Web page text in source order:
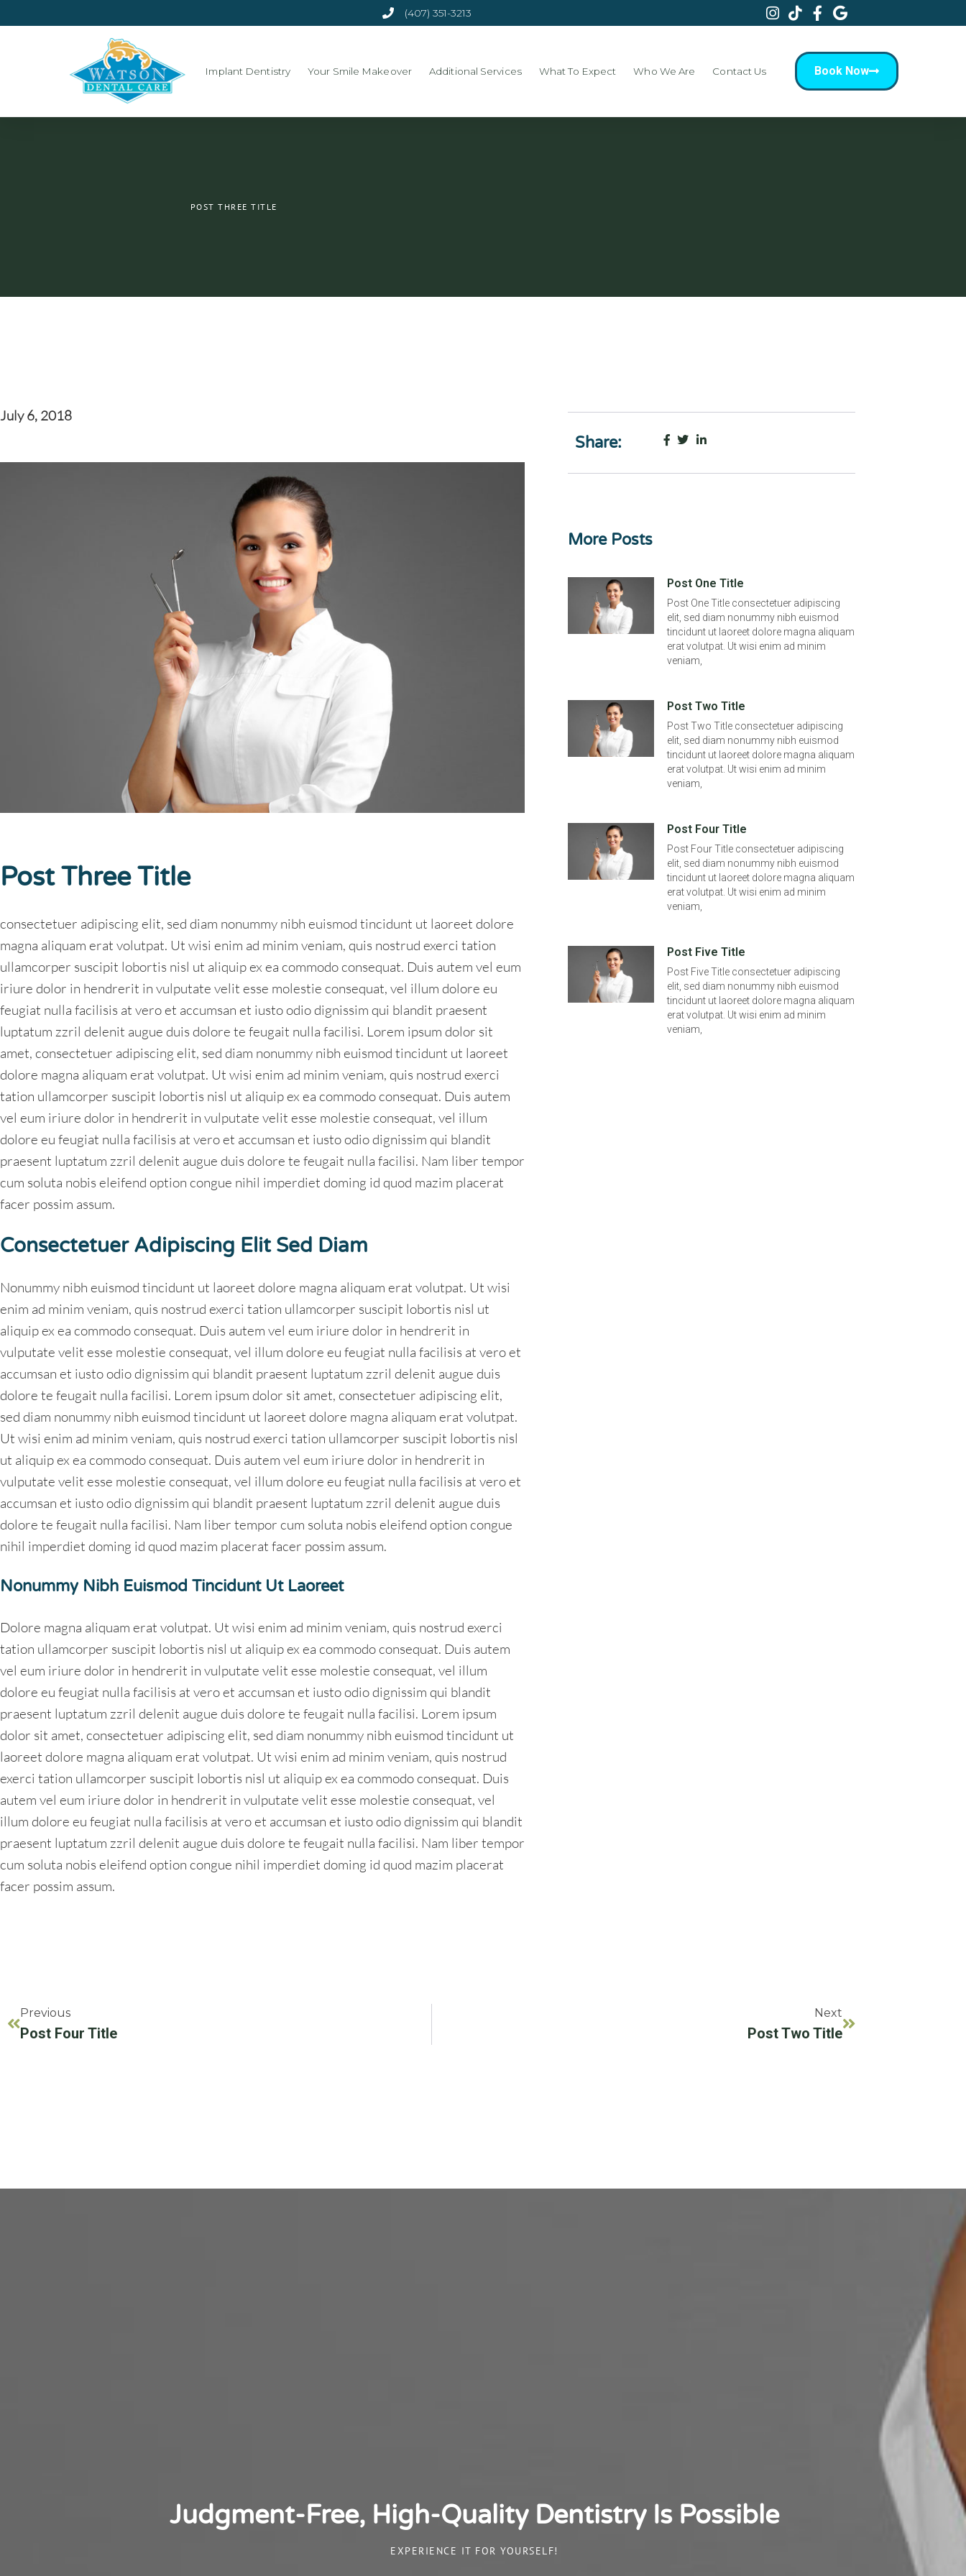
(407) 351-3213
Implant Dentistry Your Smile Makeover Additional Services What To Expect Who We Are Contact Us Book Now
POST THREE TITLE
July 6, 2018
Post Three Title
consectetuer adipiscing elit, sed diam nonummy nibh euismod tincidunt ut laoreet dolore
magna aliquam erat volutpat. Ut wisi enim ad minim veniam, quis nostrud exerci tation
ullamcorper suscipit lobortis nisl ut aliquip ex ea commodo consequat. Duis autem vel eum
iriure dolor in hendrerit in vulputate velit esse molestie consequat, vel illum dolore eu
feugiat nulla facilisis at vero et accumsan et iusto odio dignissim qui blandit praesent
luptatum zzril delenit augue duis dolore te feugait nulla facilisi. Lorem ipsum dolor sit
amet, consectetuer adipiscing elit, sed diam nonummy nibh euismod tincidunt ut laoreet
dolore magna aliquam erat volutpat. Ut wisi enim ad minim veniam, quis nostrud exerci
tation ullamcorper suscipit lobortis nisl ut aliquip ex ea commodo consequat. Duis autem
vel eum iriure dolor in hendrerit in vulputate velit esse molestie consequat, vel illum
dolore eu feugiat nulla facilisis at vero et accumsan et iusto odio dignissim qui blandit
praesent luptatum zzril delenit augue duis dolore te feugait nulla facilisi. Nam liber tempor
cum soluta nobis eleifend option congue nihil imperdiet doming id quod mazim placerat
facer possim assum.
Consectetuer Adipiscing Elit Sed Diam
Nonummy nibh euismod tincidunt ut laoreet dolore magna aliquam erat volutpat. Ut wisi
enim ad minim veniam, quis nostrud exerci tation ullamcorper suscipit lobortis nisl ut
aliquip ex ea commodo consequat. Duis autem vel eum iriure dolor in hendrerit in
vulputate velit esse molestie consequat, vel illum dolore eu feugiat nulla facilisis at vero et
accumsan et iusto odio dignissim qui blandit praesent luptatum zzril delenit augue duis
dolore te feugait nulla facilisi. Lorem ipsum dolor sit amet, consectetuer adipiscing elit,
sed diam nonummy nibh euismod tincidunt ut laoreet dolore magna aliquam erat volutpat.
Ut wisi enim ad minim veniam, quis nostrud exerci tation ullamcorper suscipit lobortis nisl
ut aliquip ex ea commodo consequat. Duis autem vel eum iriure dolor in hendrerit in
vulputate velit esse molestie consequat, vel illum dolore eu feugiat nulla facilisis at vero et
accumsan et iusto odio dignissim qui blandit praesent luptatum zzril delenit augue duis
dolore te feugait nulla facilisi. Nam liber tempor cum soluta nobis eleifend option congue
nihil imperdiet doming id quod mazim placerat facer possim assum.
Nonummy Nibh Euismod Tincidunt Ut Laoreet
Dolore magna aliquam erat volutpat. Ut wisi enim ad minim veniam, quis nostrud exerci
tation ullamcorper suscipit lobortis nisl ut aliquip ex ea commodo consequat. Duis autem
vel eum iriure dolor in hendrerit in vulputate velit esse molestie consequat, vel illum
dolore eu feugiat nulla facilisis at vero et accumsan et iusto odio dignissim qui blandit
praesent luptatum zzril delenit augue duis dolore te feugait nulla facilisi. Lorem ipsum
dolor sit amet, consectetuer adipiscing elit, sed diam nonummy nibh euismod tincidunt ut
laoreet dolore magna aliquam erat volutpat. Ut wisi enim ad minim veniam, quis nostrud
exerci tation ullamcorper suscipit lobortis nisl ut aliquip ex ea commodo consequat. Duis
autem vel eum iriure dolor in hendrerit in vulputate velit esse molestie consequat, vel
illum dolore eu feugiat nulla facilisis at vero et accumsan et iusto odio dignissim qui blandit
praesent luptatum zzril delenit augue duis dolore te feugait nulla facilisi. Nam liber tempor
cum soluta nobis eleifend option congue nihil imperdiet doming id quod mazim placerat
facer possim assum.
Share:
More Posts
Post One Title
Post One Title consectetuer adipiscing
elit, sed diam nonummy nibh euismod
tincidunt ut laoreet dolore magna aliquam
erat volutpat. Ut wisi enim ad minim
veniam,
Post Two Title
Post Two Title consectetuer adipiscing
elit, sed diam nonummy nibh euismod
tincidunt ut laoreet dolore magna aliquam
erat volutpat. Ut wisi enim ad minim
veniam,
Post Four Title
Post Four Title consectetuer adipiscing
elit, sed diam nonummy nibh euismod
tincidunt ut laoreet dolore magna aliquam
erat volutpat. Ut wisi enim ad minim
veniam,
Post Five Title
Post Five Title consectetuer adipiscing
elit, sed diam nonummy nibh euismod
tincidunt ut laoreet dolore magna aliquam
erat volutpat. Ut wisi enim ad minim
veniam,
Previous
Post Four Title
Next
Post Two Title
Judgment-Free, High-Quality Dentistry Is Possible
EXPERIENCE IT FOR YOURSELF!